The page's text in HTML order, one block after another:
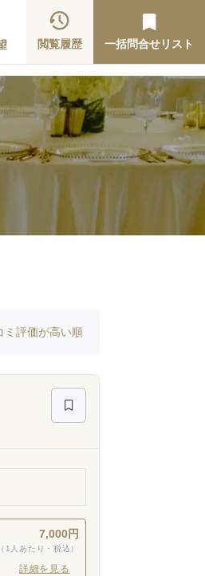
閲覧履歴 一括問合せリスト
ミ評価が高い順
7,000円
（1人あたり・税込）
詳細を見る